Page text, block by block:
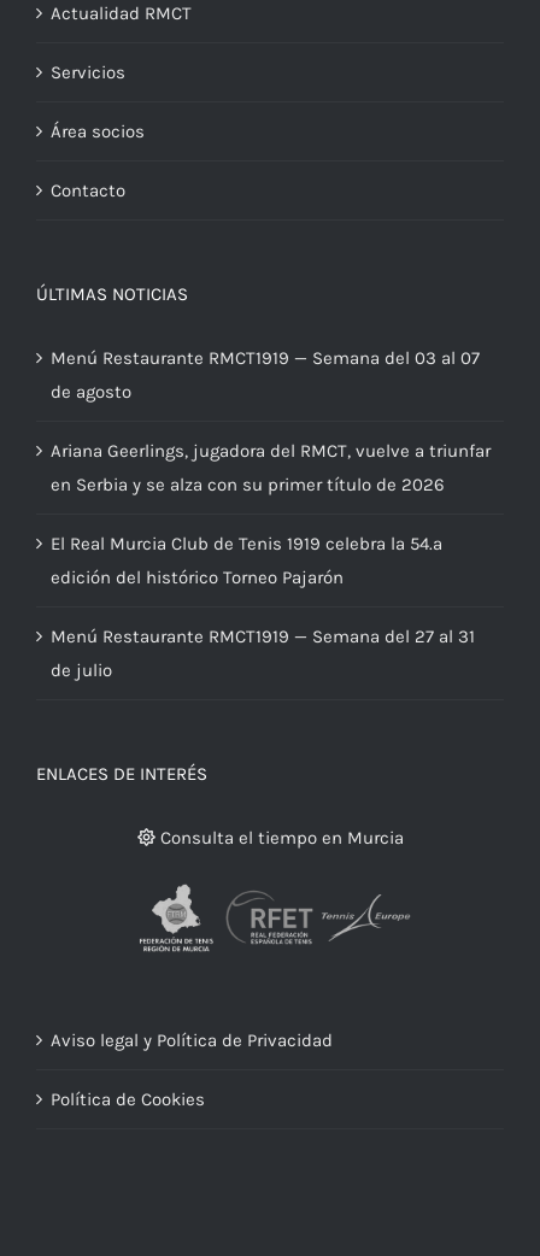
Actualidad RMCT
Servicios
Área socios
Contacto
ÚLTIMAS NOTICIAS
Menú Restaurante RMCT1919 — Semana del 03 al 07
de agosto
Ariana Geerlings, jugadora del RMCT, vuelve a triunfar
en Serbia y se alza con su primer título de 2026
El Real Murcia Club de Tenis 1919 celebra la 54.ª
edición del histórico Torneo Pajarón
Menú Restaurante RMCT1919 — Semana del 27 al 31
de julio
ENLACES DE INTERÉS
Consulta el tiempo en Murcia
Aviso legal y Política de Privacidad
Política de Cookies